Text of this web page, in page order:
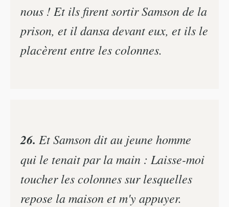
nous ! Et ils firent sortir Samson de la
prison, et il dansa devant eux, et ils le
placèrent entre les colonnes.
26. Et Samson dit au jeune homme
qui le tenait par la main : Laisse-moi
toucher les colonnes sur lesquelles
repose la maison et m'y appuyer.